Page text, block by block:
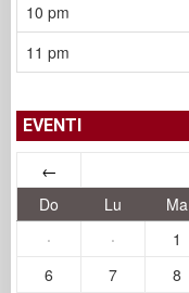
10 pm
11 pm
EVENTI
←
Do Lu Ma
·
· 1
6
7 8